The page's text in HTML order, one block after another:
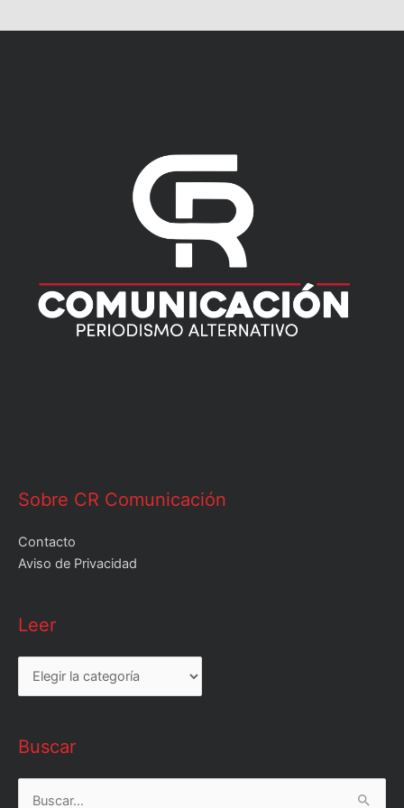
Sobre CR Comunicación
Contacto
Aviso de Privacidad
Leer
Leer
Buscar
Buscar